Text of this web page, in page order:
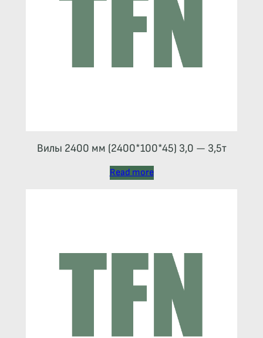
Вилы 2400 мм (2400*100*45) 3,0 — 3,5т
Read more